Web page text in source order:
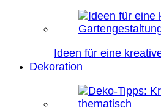
Ideen für eine
Dekoration